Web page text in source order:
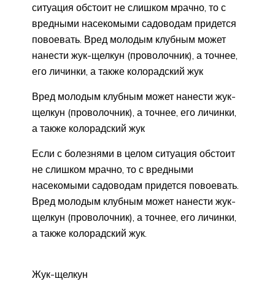
ситуация обстоит не слишком мрачно, то с
вредными насекомыми садоводам придется
повоевать. Вред молодым клубным может
нанести жук-щелкун (проволочник), а точнее,
его личинки, а также колорадский жук
Вред молодым клубным может нанести жук-
щелкун (проволочник), а точнее, его личинки,
а также колорадский жук
Если с болезнями в целом ситуация обстоит
не слишком мрачно, то с вредными
насекомыми садоводам придется повоевать.
Вред молодым клубным может нанести жук-
щелкун (проволочник), а точнее, его личинки,
а также колорадский жук.
Жук-щелкун